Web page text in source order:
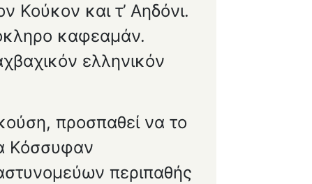
Κούκον και τ’ Αηδόνι.
καφεαμάν.
ελληνικόν
προσπαθεί να το
Κόσσυφαν
περιπαθής